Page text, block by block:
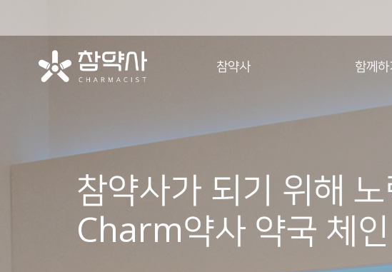
참약사
참약사 역사
참약사 강점
참약사 시작
함께하
가입 문
참약사가 되기 위해
Charm약사 약국 체인